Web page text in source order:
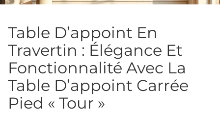
Table D’appoint En
Travertin : Élégance Et
Fonctionnalité Avec La
Table D’appoint Carrée
Pied « Tour »